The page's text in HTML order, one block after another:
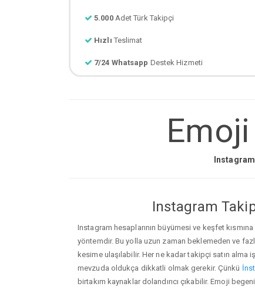
5.000 Adet Türk Takipçi
Hızlı Teslimat
7/24 Whatsapp Destek
Instagram
Instagram hesaplarının büyümesi ve keşfet
yöntemdir. Bu yolla uzun zaman beklemeden ve
kesime ulaşılabilir. Her ne kadar takipçi satın alma
mevzuda oldukça dikkatli olmak gerekir. Çünkü
birtakım kaynaklar dolandırıcı çıkabilir. Emoji